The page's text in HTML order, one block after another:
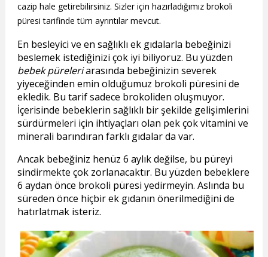
cazip hale getirebilirsiniz. Sizler için hazırladığımız brokoli
püresi tarifinde tüm ayrıntılar mevcut.
En besleyici ve en sağlıklı ek gıdalarla bebeğinizi
beslemek istediğinizi çok iyi biliyoruz. Bu yüzden
bebek püreleriarasında bebeğinizin severek
yiyeceğinden emin olduğumuz brokoli püresini de
ekledik. Bu tarif sadece brokoliden oluşmuyor.
İçerisinde bebeklerin sağlıklı bir şekilde gelişimlerini
sürdürmeleri için ihtiyaçları olan pek çok vitamini ve
minerali barındıran farklı gıdalar da var.
Ancak bebeğiniz henüz 6 aylık değilse, bu püreyi
sindirmekte çok zorlanacaktır. Bu yüzden bebeklere
6 aydan önce brokoli püresi yedirmeyin. Aslında bu
süreden önce hiçbir ek gıdanın önerilmediğini de
hatırlatmak isteriz.